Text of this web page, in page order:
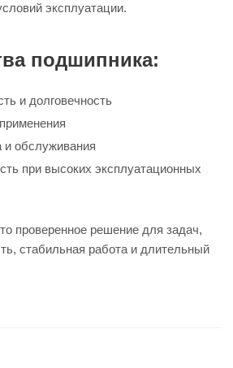
эксплуатации.
подшипника:
и долговечность
и обслуживания
при высоких эксплуатационных
проверенное решение для задач,
стабильная работа и длительный